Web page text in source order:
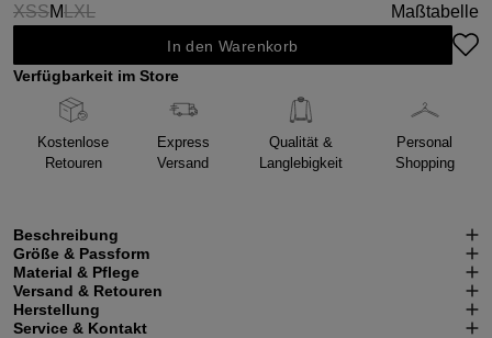
XS
(Diese Option ist zurzeit nicht verfügbar.)
S
(Diese Option ist zurzeit nicht verfügbar.)
ML
(Diese Option ist zurzeit nicht verfügbar.)
XL
(Diese Option ist zurzeit nicht verfügbar.)
Maßtabelle
In den Warenkorb
Verfügbarkeit im Store
Kostenlose
Retouren
Express
Versand
Qualität &
Langlebigkeit
Personal
Shopping
Beschreibung
Größe & Passform
Material & Pflege
Versand & Retouren
Herstellung
Service & Kontakt